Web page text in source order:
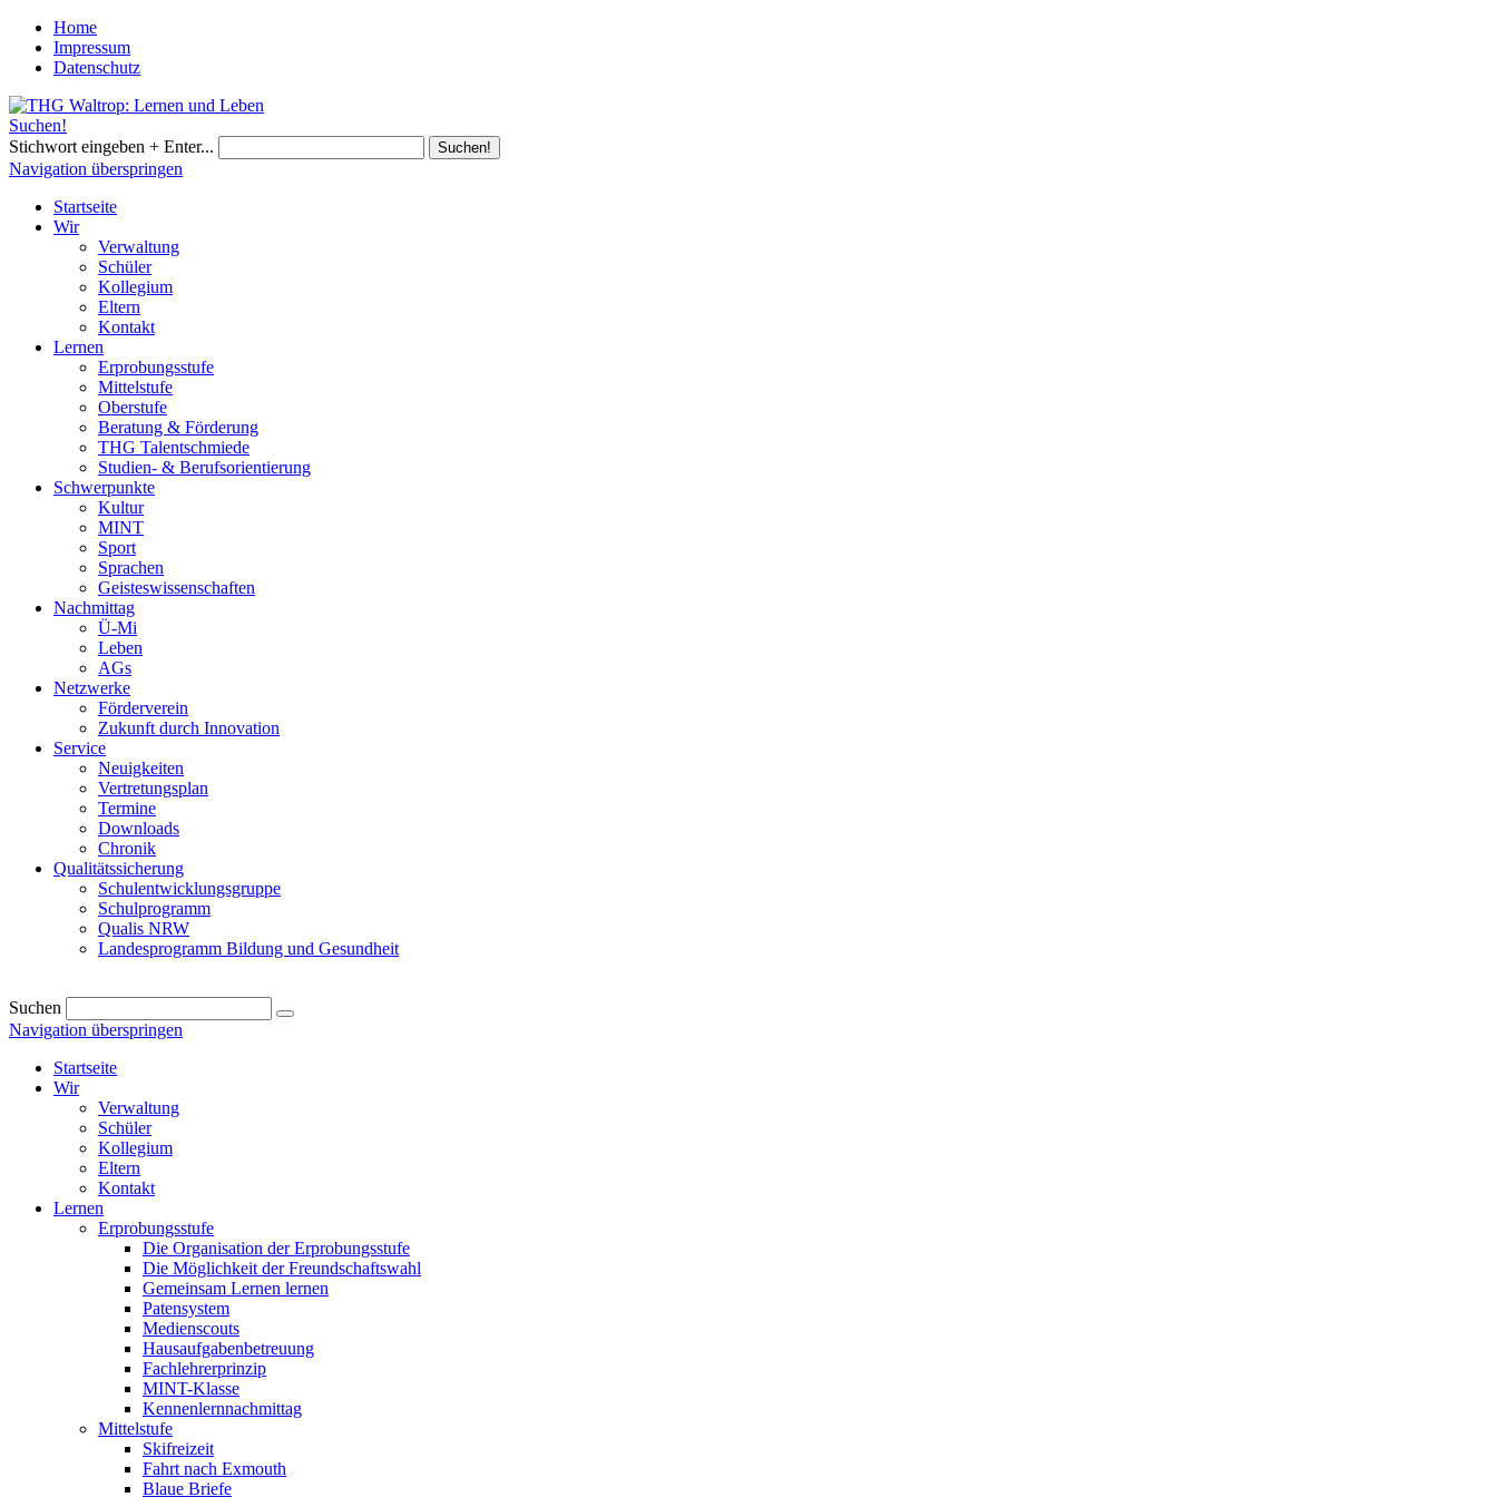
Home
Impressum
Datenschutz
Suchen!
Stichwort eingeben + Enter...
Suchen!
Navigation überspringen
Startseite
Wir
Verwaltung
Schüler
Kollegium
Eltern
Kontakt
Lernen
Erprobungsstufe
Mittelstufe
Oberstufe
Beratung & Förderung
THG Talentschmiede
Studien- & Berufsorientierung
Schwerpunkte
Kultur
MINT
Sport
Sprachen
Geisteswissenschaften
Nachmittag
Ü-Mi
Leben
AGs
Netzwerke
Förderverein
Zukunft durch Innovation
Service
Neuigkeiten
Vertretungsplan
Termine
Downloads
Chronik
Qualitätssicherung
Schulentwicklungsgruppe
Schulprogramm
Qualis NRW
Landesprogramm Bildung und Gesundheit
Suchen
Navigation überspringen
Startseite
Wir
Verwaltung
Schüler
Kollegium
Eltern
Kontakt
Lernen
Erprobungsstufe
Die Organisation der Erprobungsstufe
Die Möglichkeit der Freundschaftswahl
Gemeinsam Lernen lernen
Patensystem
Medienscouts
Hausaufgabenbetreuung
Fachlehrerprinzip
MINT-Klasse
Kennenlernnachmittag
Mittelstufe
Skifreizeit
Fahrt nach Exmouth
Blaue Briefe